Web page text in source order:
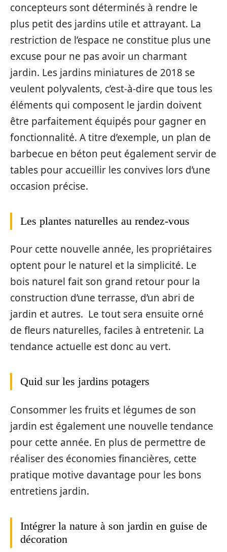
concepteurs sont déterminés à rendre le
plus petit des jardins utile et attrayant. La
restriction de l’espace ne constitue plus une
excuse pour ne pas avoir un charmant
jardin. Les jardins miniatures de 2018 se
veulent polyvalents, c’est-à-dire que tous les
éléments qui composent le jardin doivent
être parfaitement équipés pour gagner en
fonctionnalité. A titre d’exemple, un plan de
barbecue en béton peut également servir de
tables pour accueillir les convives lors d’une
occasion précise.
Les plantes naturelles au rendez-vous
Pour cette nouvelle année, les propriétaires
optent pour le naturel et la simplicité. Le
bois naturel fait son grand retour pour la
construction d’une terrasse, d’un abri de
jardin et autres. Le tout sera ensuite orné
de fleurs naturelles, faciles à entretenir. La
tendance actuelle est donc au vert.
Quid sur les jardins potagers
Consommer les fruits et légumes de son
jardin est également une nouvelle tendance
pour cette année. En plus de permettre de
réaliser des économies financières, cette
pratique motive davantage pour les bons
entretiens jardin.
Intégrer la nature à son jardin en guise de
décoration